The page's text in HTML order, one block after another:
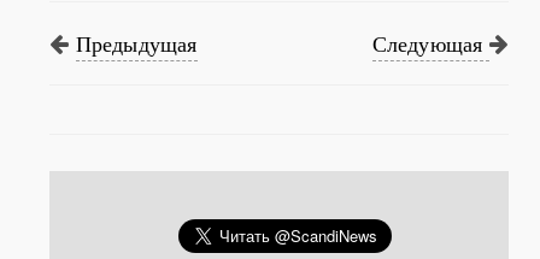
Предыдущая Следующая